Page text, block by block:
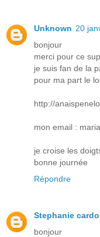
Unknown 20
bonjour
merci pour ce
je suis fan de la
pour ma part le
http://
mon email :
je croise les
bonne journée
Répondre
Stephanie
bonjour